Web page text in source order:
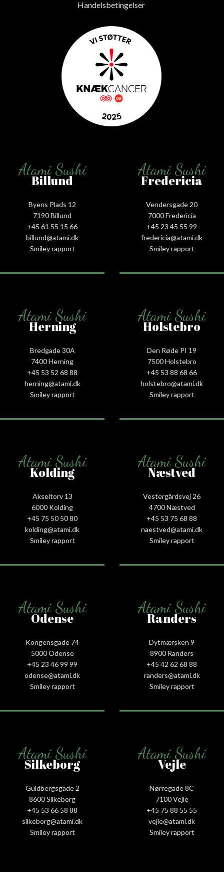
Handelsbetingelser
Atami Sushi
Billund
Byens Plads 12
7190 Billund
+45 61 55 15 66‬
billund@atami.dk
Smiley rapport
Atami Sushi
Fredericia
Vendersgade 20
7000 Fredericia
+45 23 45 55 99
fredericia@atami.dk
Smiley rapport
Atami Sushi
Herning
Bredgade 30A
7400 Herning
+45 53 52 68 88
herning@atami.dk
Smiley rapport
Atami Sushi
Holstebro
Den Røde PI 19
7500 Holstebro
+45 53 88 68 66
holstebro@atami.dk
Smiley rapport
Atami Sushi
Kolding
Akseltorv 13
6000 Kolding
+45 75 50 50 80
kolding@atami.dk
Smiley rapport
Atami Sushi
Næstved
Vestergårdsvej 26
4700 Næstved
+45 53 75 68 88
naestved@atami.dk
Smiley rapport
Atami Sushi
Odense
Kongensgade 74
5000 Odense
+45 23 46 99 99
odense@atami.dk
Smiley rapport
Atami Sushi
Randers
Dytmærsken 9
8900 Randers
+45 42 62 68 88
randers@atami.dk
Smiley rapport
Atami Sushi
Silkeborg
Guldbergsgade 2
8600 Silkeborg
+45 53 66 58 88
silkeborg@atami.dk
Smiley rapport
Atami Sushi
Vejle
Nørregade 8C
7100 Vejle
+45 75 88 55 55
vejle@atami.dk
Smiley rapport